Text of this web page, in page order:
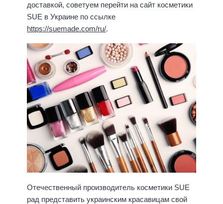
доставкой, советуем перейти на сайт косметики
SUE в Украине по ссылке
https://suemade.com/ru/.
Отечественный производитель косметики SUE
рад представить украинским красавицам свой